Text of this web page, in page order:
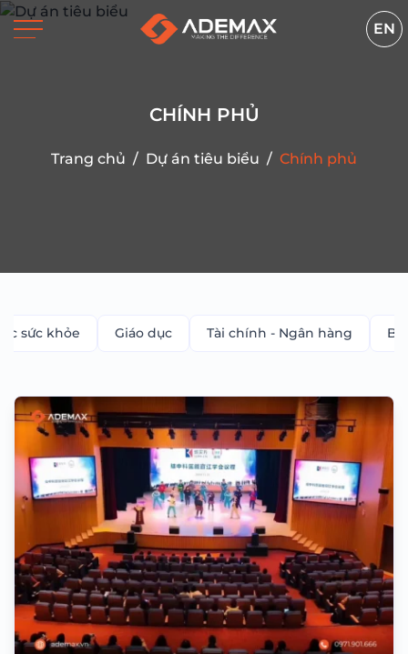
EN
CHÍNH PHỦ
Trang chủ / Dự án tiêu biểu / Chính phủ
sức khỏe Giáo dục Tài chính - Ngân hàng